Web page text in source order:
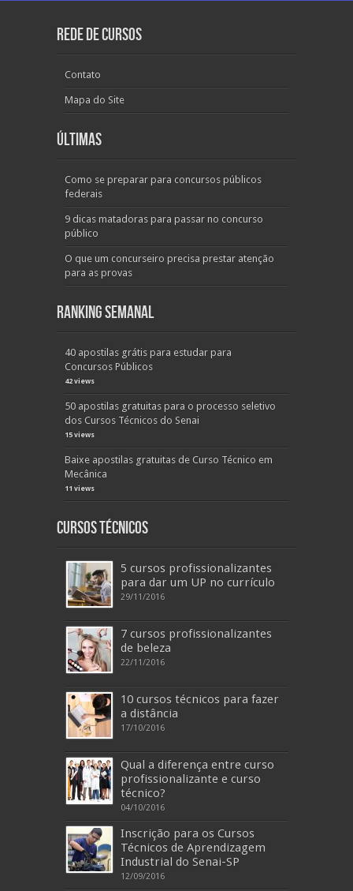
Rede de Cursos
Contato
Mapa do Site
Últimas
Como se preparar para concursos públicos
federais
9 dicas matadoras para passar no concurso
público
O que um concurseiro precisa prestar atenção
para as provas
Ranking Semanal
40 apostilas grátis para estudar para
Concursos Públicos
42 views
50 apostilas gratuitas para o processo seletivo
dos Cursos Técnicos do Senai
15 views
Baixe apostilas gratuitas de Curso Técnico em
Mecânica
11 views
Cursos Técnicos
5 cursos profissionalizantes
para dar um UP no currículo
29/11/2016
7 cursos profissionalizantes
de beleza
22/11/2016
10 cursos técnicos para fazer
a distância
17/10/2016
Qual a diferença entre curso
profissionalizante e curso
técnico?
04/10/2016
Inscrição para os Cursos
Técnicos de Aprendizagem
Industrial do Senai-SP
12/09/2016